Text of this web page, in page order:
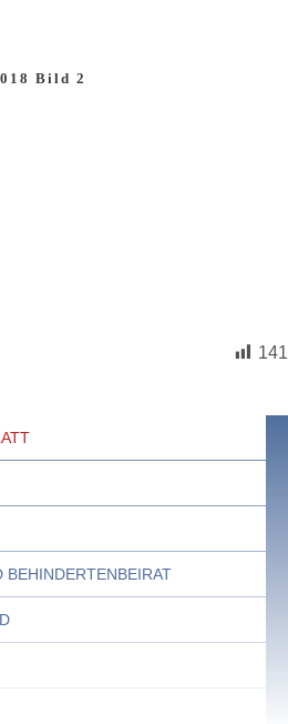
Bild 2
141
BEHINDERTENBEIRAT